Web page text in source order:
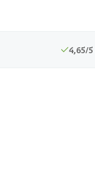
4,65/5